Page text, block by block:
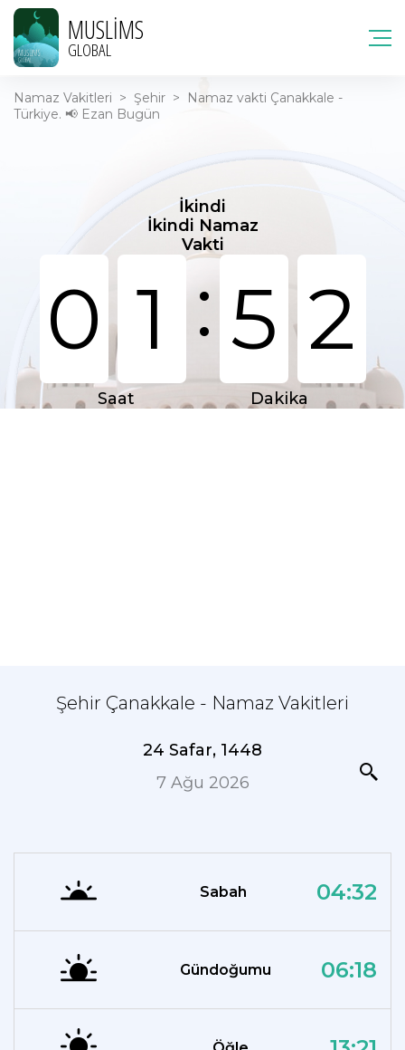
MUSLIMS
GLOBAL
Namaz Vakitleri > Şehir >
Namaz vakti Çanakkale -
Türkiye. 📢 Ezan Bugün
İkindi
İkindi Namaz
Vakti
0 1 : 5 2
Saat Dakika
Şehir Çanakkale - Namaz Vakitleri
24 Safar, 1448
7 Ağu 2026
Sabah 04:32
Gündoğumu 06:18